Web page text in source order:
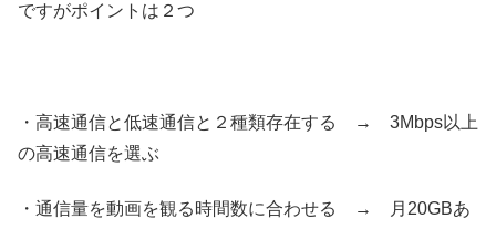
ですがポイントは２つ
・高速通信と低速通信と２種類存在する → 3Mbps以上
の高速通信を選ぶ
・通信量を動画を観る時間数に合わせる → 月20GBあ